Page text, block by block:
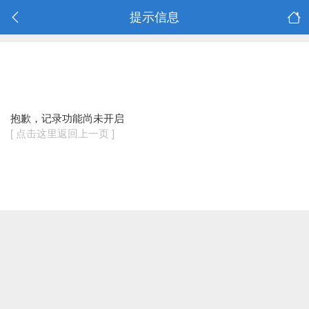
提示信息
抱歉，记录功能尚未开启
[ 点击这里返回上一页 ]